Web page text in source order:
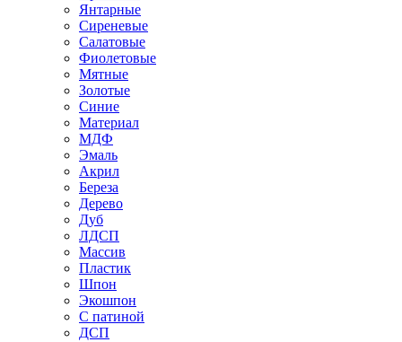
Янтарные
Сиреневые
Салатовые
Фиолетовые
Мятные
Золотые
Синие
Материал
МДФ
Эмаль
Акрил
Береза
Дерево
Дуб
ЛДСП
Массив
Пластик
Шпон
Экошпон
С патиной
ДСП